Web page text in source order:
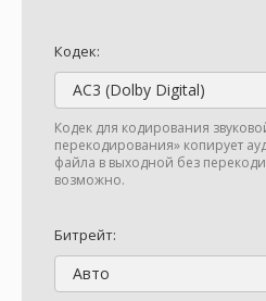
Кодек:
AC3 (Dolby Digital)
Кодек для кодирования
перекодирования» копирует
файла в выходной без
возможно.
Битрейт:
Авто